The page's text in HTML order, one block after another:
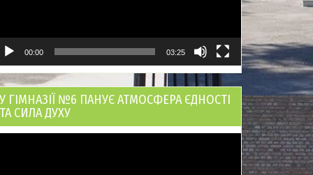
00:00 03:25
У ГІМНАЗІЇ №6 ПАНУЄ АТМОСФЕРА ЄДНОСТІ
ТА СИЛА ДУХУ